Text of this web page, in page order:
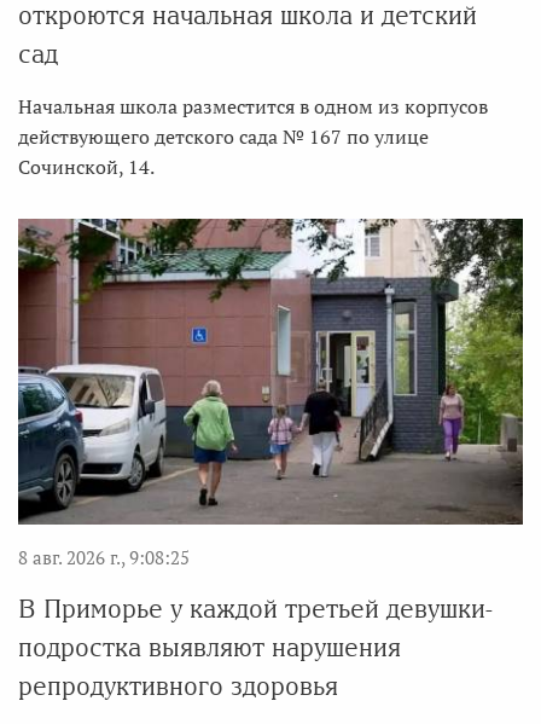
откроются начальная школа и детский
сад
Начальная школа разместится в одном из корпусов
действующего детского сада № 167 по улице
Сочинской, 14.
8 авг. 2026 г., 9:08:25
В Приморье у каждой третьей девушки-
подростка выявляют нарушения
репродуктивного здоровья